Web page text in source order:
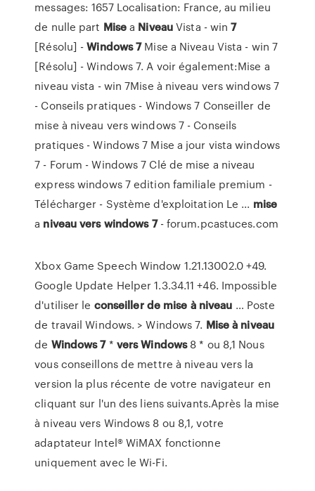
messages: 1657 Localisation: France, au milieu
de nulle part Misea NiveauVista - win7
[Résolu] -Windows7Mise a Niveau Vista - win 7
[Résolu] - Windows 7. A voir également:Mise a
niveau vista - win 7Mise à niveau vers windows 7
- Conseils pratiques - Windows 7 Conseiller de
mise à niveau vers windows 7 - Conseils
pratiques - Windows 7 Mise a jour vista windows
7 - Forum - Windows 7 Clé de mise a niveau
express windows 7 edition familiale premium -
Télécharger - Système d'exploitation Le ... mise
a niveauvers windows 7- forum.pcastuces.com
Xbox Game Speech Window 1.21.13002.0 +49.
Google Update Helper 1.3.34.11 +46. Impossible
d'utiliser le conseiller de mise à niveau … Poste
de travail Windows. > Windows 7. Miseà niveau
de Windows7* versWindows8 * ou 8,1 Nous
vous conseillons de mettre à niveau vers la
version la plus récente de votre navigateur en
cliquant sur l'un des liens suivants.Après la mise
à niveau vers Windows 8 ou 8,1, votre
adaptateur Intel® WiMAX fonctionne
uniquement avec le Wi-Fi.